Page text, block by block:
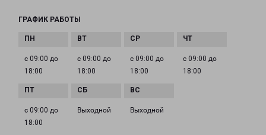
ГРАФИК РАБОТЫ
с 09:00 до
18:00
с 09:00 до
18:00
с 09:00 до
18:00
с 09:00 до
18:00
с 09:00 до
18:00
Выходной Выходной